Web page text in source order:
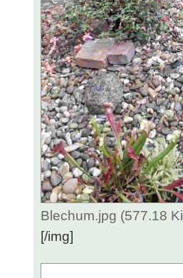
Blechum.jpg (577.18
[/img]